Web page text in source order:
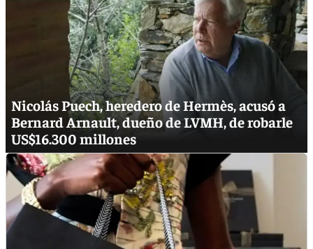
Nicolás Puech, heredero de Hermès, acusó a
Bernard Arnault, dueño de LVMH, de robarle
US$16.300 millones